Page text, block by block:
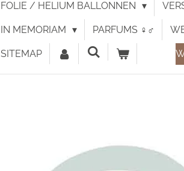
FOLIE / HELIUM BALLONNEN
IN MEMORIAM PARFUMS ♀︎♂︎
SITEMAP